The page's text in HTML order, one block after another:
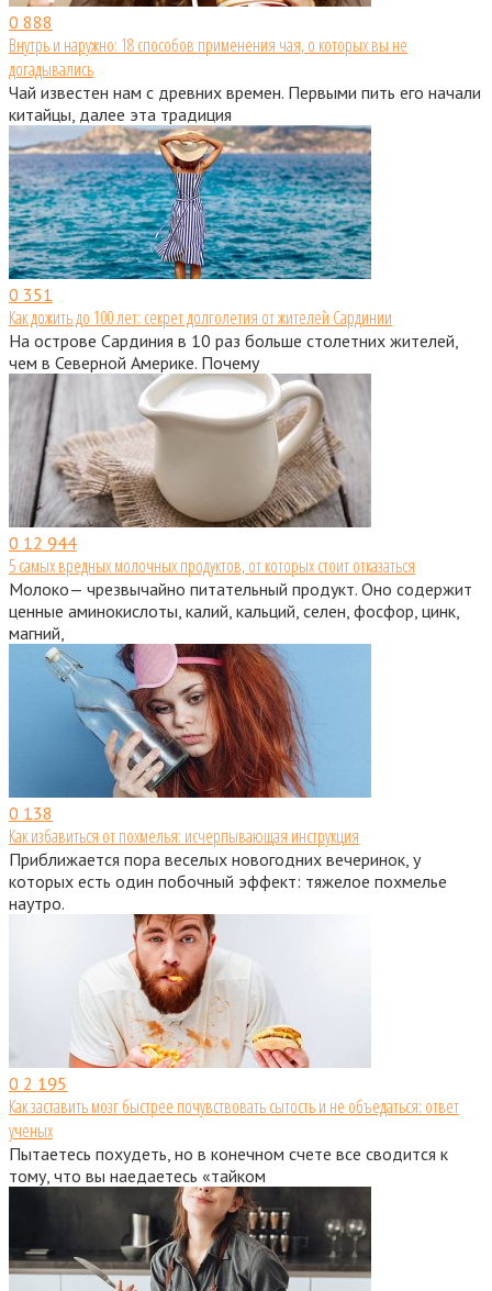
0 888
Внутрь и наружно: 18 способов применения чая, о которых вы не
догадывались
Чай известен нам с древних времен. Первыми пить его начали
китайцы, далее эта традиция
0 351
Как дожить до 100 лет: секрет долголетия от жителей Сардинии
На острове Сардиния в 10 раз больше столетних жителей,
чем в Северной Америке. Почему
0 12 944
5 самых вредных молочных продуктов, от которых стоит отказаться
Молоко— чрезвычайно питательный продукт. Оно содержит
ценные аминокислоты, калий, кальций, селен, фосфор, цинк,
магний,
0 138
Как избавиться от похмелья: исчерпывающая инструкция
Приближается пора веселых новогодних вечеринок, у
которых есть один побочный эффект: тяжелое похмелье
наутро.
0 2 195
Как заставить мозг быстрее почувствовать сытость и не объедаться: ответ
ученых
Пытаетесь похудеть, но в конечном счете все сводится к
тому, что вы наедаетесь «тайком